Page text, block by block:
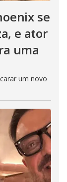
se
e ator
uma
um novo